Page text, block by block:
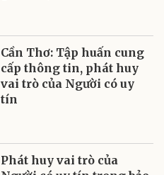
Cần Thơ: Tập huấn cung
cấp thông tin, phát huy
vai trò của Người có uy
tín
Phát huy vai trò của